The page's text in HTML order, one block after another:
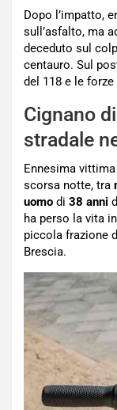
Dopo l’impatto,
sull’asfalto, ma
deceduto sul
centauro. Sul
del 118 e le forze
Cignano
stradale
Ennesima
scorsa notte, tra
uomo di 38 anni
ha perso la vita
piccola frazione
Brescia.